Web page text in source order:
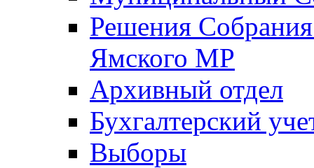
Решения
Ямского МР
Архивный отдел
Бухгалтерский
Выборы